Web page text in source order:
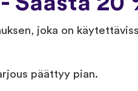
joka on
päättyy pian.